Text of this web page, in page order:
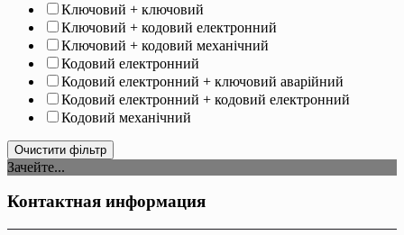
Ключовий + ключовий
Ключовий + кодовий електронний
Ключовий + кодовий механічний
Кодовий електронний
Кодовий електронний + ключовий аварійний
Кодовий електронний + кодовий електронний
Кодовий механічний
Очистити фільтр
Зачейте...
Контактная информация